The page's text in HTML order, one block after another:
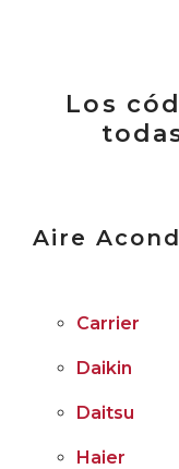
Los
Aire
Carrier
Daikin
Daitsu
Haier